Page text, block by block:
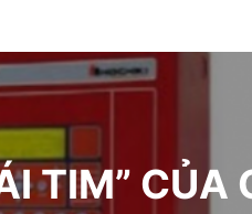
TIM” CỦA